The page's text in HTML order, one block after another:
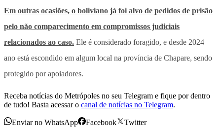
Em outras ocasiões, o boliviano já foi alvo de pedidos de prisão
pelo não comparecimento em compromissos judiciais
relacionados ao caso. Ele é considerado foragido, e desde 2024
ano está escondido em algum local na província de Chapare, sendo
protegido por apoiadores.
Receba notícias do Metrópoles no seu Telegram e fique por dentro
de tudo! Basta acessar o canal de notícias no Telegram.
Enviar no WhatsApp Facebook
Twitter